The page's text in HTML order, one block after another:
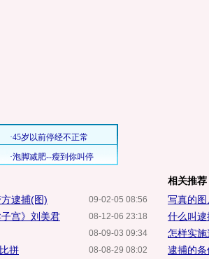
09-02-05 08:56
逮捕(图)
08-12-06 23:18
宫》刘美君
08-09-03 09:34
08-08-29 08:02
拼
相关推荐
写真的图
什么叫逮
怎样实施
逮捕的条